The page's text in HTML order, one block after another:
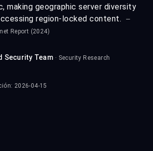
making geographic server diversity
region-locked content.
—
Report (2024)
Security Team · Security Research
2026-04-15